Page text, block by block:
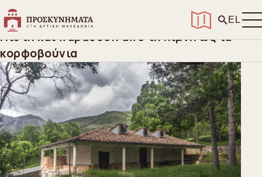
EL
Καστοριά - Βλάστη
Πίστη και παράδοση από τη λίμνη ως τα
κορφοβούνια